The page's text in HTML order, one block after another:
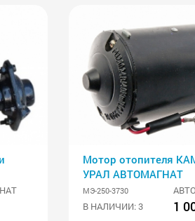
Мотор отопителя
УРАЛ АВТОМАГНАТ
МЭ-250-3730
В НАЛИЧИИ: 3
1